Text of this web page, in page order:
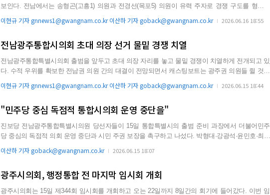
보인다. 전남에서는 송형곤(고흥1) 의원과 전경선(목포5) 의원이 유력 주자로 경쟁 구도를 형성하
이현규 기자 gnnews1@gwangnam.co.kr 이산하 기자 goback@gwangnam.co.kr 2026.06.16 18:55
전남광주통합시의회 초대 의장 선거 물밑 경쟁 치열
전남광주통합특별시의회 출범을 앞두고 초대 의장 자리를 놓고 물밑 경쟁이 치열하게 전개되고 있
다. 수적 우위를 확보한 전남권 의원 간의 대결이 전망되면서 캐스팅보트는 광주권 의원들 쥘 것이
이현규 기자 gnnews1@gwangnam.co.kr 이산하 기자 goback@gwangnam.co.kr 2026.06.15 18:44
"민주당 중심 독점적 통합시의회 운영 중단을"
진보당 전남광주통합특별시의원 당선자들이 15일 통합특별시의 출범 준비 과장에서 더불어민주
당 중심의 독점적 의회 운영 중단과 시민 주권 보장을 촉구하고 나섰다. 박형대·강광석·윤민호·최경
이산하 기자 goback@gwangnam.co.kr 2026.06.15 18:07
광주시의회, 행정통합 전 마지막 임시회 개회
광주시의회는 15일 제344회 임시회를 개회하고 오는 22일까지 8일간의 회기에 들어갔다. 이번 임